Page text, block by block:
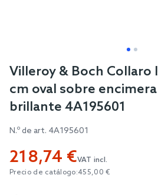
Skip
beginning
of
images
gallery
Villeroy & Boch Collaro
cm oval sobre
brillante 4A195601
N.º de art. 4A195601
218,74 €VAT incl.
Precio de catálogo:455,00 €